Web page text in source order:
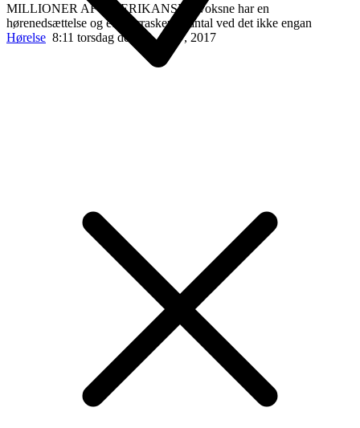
MILLIONER AF AMERIKANSKE voksne har en
hørenedsættelse og et overraskende antal ved det ikke engan
Hørelse 8:11 torsdag den 20. april , 2017